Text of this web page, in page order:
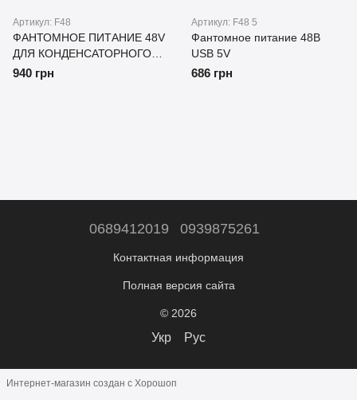
Артикул: F48
ФАНТОМНОЕ ПИТАНИЕ 48V
ДЛЯ КОНДЕНСАТОРНОГО
МИКРОФОНА
940 грн
Артикул: F48 5
Фантомное питание 48В
USB 5V
686 грн
0689412019 0939875261
Контактная информация
Полная версия сайта
© 2026
Укр Рус
Интернет-магазин создан с Хорошоп